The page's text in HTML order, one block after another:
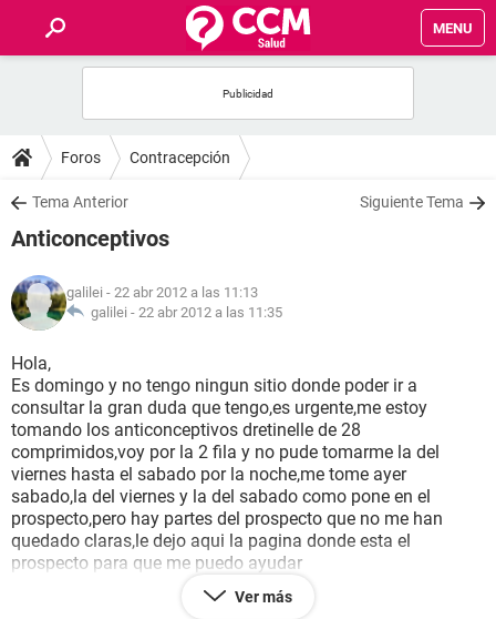
MENU
FOROS
SALUD
NUTRICIÓN
BIENESTAR
SEXUALIDAD
GLOSARIO
Foros Contracepción
Tema Anterior Siguiente Tema
Anticonceptivos
galilei - 22 abr 2012 a las 11:13
galilei - 22 abr 2012 a las 11:35
Hola,
Es domingo y no tengo ningun sitio donde poder ir a
consultar la gran duda que tengo,es urgente,me estoy
tomando los anticonceptivos dretinelle de 28
comprimidos,voy por la 2 fila y no pude tomarme la del
viernes hasta el sabado por la noche,me tome ayer
sabado,la del viernes y la del sabado como pone en el
prospecto,pero hay partes del prospecto que no me han
quedado claras,le dejo aqui la pagina donde esta el
prospecto para que me puedo ayudar
http://salud.publispain.com/prospecto/dretinelle_0.02_mg3_
mg_28_comprimidos_recubiertos_con_pelicula_1_blister_con
Ver más